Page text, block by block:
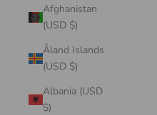
Afghanistan
(USD $)
Åland Islands
(USD $)
Albania (USD
$)